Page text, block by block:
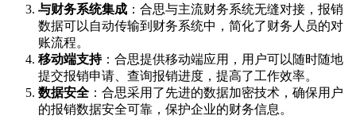
与财务系统集成 ：合思与主流财务系统无缝对接，报销
数据可以自动传输到财务系统中，简化了财务人员的对
账流程。
移动端支持：合思提供移动端应用，用户可以随时随地
提交报销申请、查询报销进度，提高了工作效率。
数据安全 ：合思采用了先进的数据加密技术，确保用户
的报销数据安全可靠，保护企业的财务信息。